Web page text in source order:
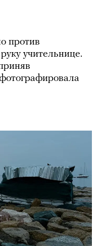
против
учительнице.